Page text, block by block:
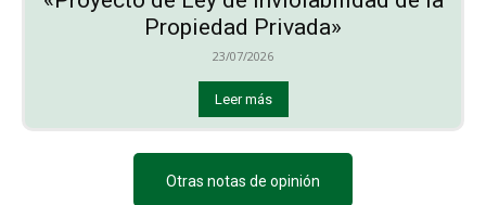
Propiedad Privada»
23/07/2026
Leer más
Otras notas de opinión